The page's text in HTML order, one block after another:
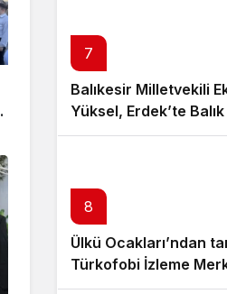
7
Balıkesir Milletvekili
Yüksel, Erdek’te
“Vira Bismillah” ile
8
Ülkü Ocakları’ndan
Türkofobi İzleme